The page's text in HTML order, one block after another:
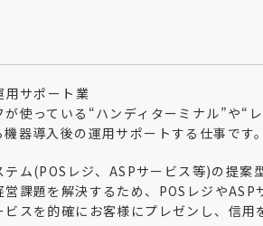
サポート業
使っている“ハンディターミナル”や“
器導入後の運用サポートする仕事です。
ム(POSレジ、ASPサービス等)の提案
課題を解決するため、POSレジやASP
スを的確にお客様にプレゼンし、信用